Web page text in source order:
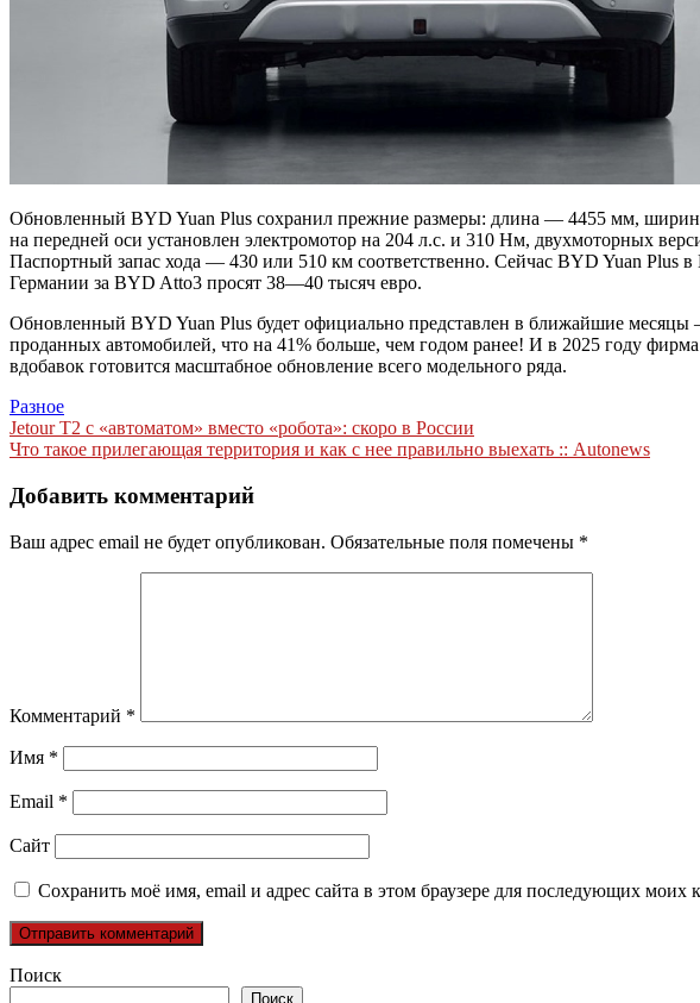
Обновленный BYD Yuan Plus сохранил прежние размеры: длина — 4455 мм,
на передней оси установлен электромотор на 204 л.с. и 310 Нм, двухмоторных
Паспортный запас хода — 430 или 510 км соответственно. Сейчас BYD Yuan Plus
Германии за BYD Atto3 просят 38—40 тысяч евро.
Обновленный BYD Yuan Plus будет официально представлен в ближайшие
проданных автомобилей, что на 41% больше, чем годом ранее! И в 2025 году
вдобавок готовится масштабное обновление всего модельного ряда.
Разное
Навигация
по
записям
Jetour T2 c «автоматом» вместо «робота»: скоро в России
Что такое прилегающая территория и как с нее правильно выехать :: Autonews
Добавить комментарий
Ваш адрес email не будет опубликован. Обязательные поля помечены *
Комментарий *
Имя *
Email *
Сайт
Сохранить моё имя, email и адрес сайта в этом браузере для последующих моих
Поиск
Поиск